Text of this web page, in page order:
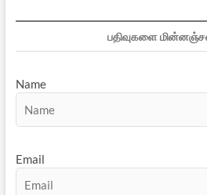
பதிவுகளை
Name
Email